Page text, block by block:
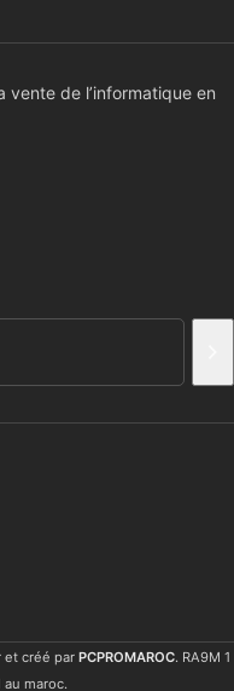
de l’informatique en
et créé par PCPROMAROC. RA9M 1
maroc.